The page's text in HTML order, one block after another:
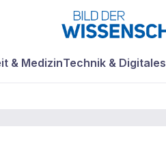
& MedizinTechnik & Digitales